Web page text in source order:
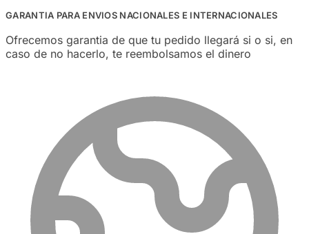
GARANTIA PARA ENVIOS NACIONALES E INTERNACIONALES
Ofrecemos garantia de que tu pedido llegará si o si, en
caso de no hacerlo, te reembolsamos el dinero